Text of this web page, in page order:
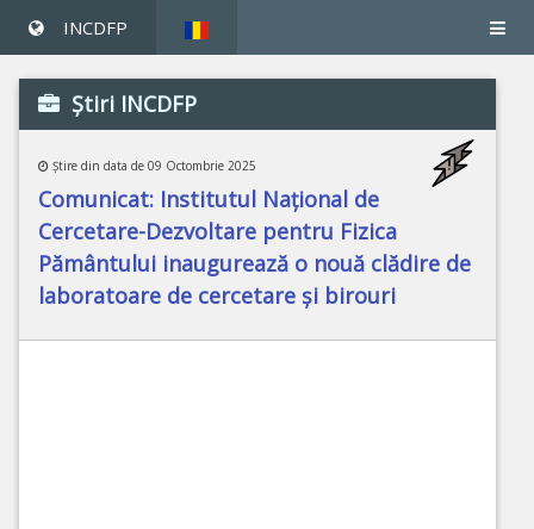
INCDFP
Ştiri INCDFP
Ştire din data de 09 Octombrie 2025
Comunicat: Institutul Național de
Cercetare-Dezvoltare pentru Fizica
Pământului inaugurează o nouă clădire de
laboratoare de cercetare și birouri